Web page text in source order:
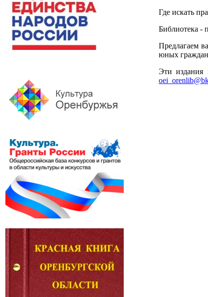
Где искать
Библиотека -
Предлагаем
юных
Эти издания